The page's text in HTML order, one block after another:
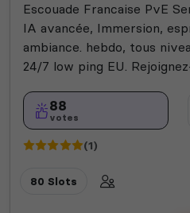
Escouade Francaise PvE
IA avancée, Immersion,
ambiance. hebdo, tous
24/7 low ping EU.
88
votes
(1)
80 Slots